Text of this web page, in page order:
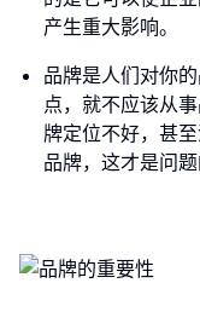
产生重大影响。
品牌是人们对你
点，就不应该从
牌定位不好，甚
品牌，这才是问题